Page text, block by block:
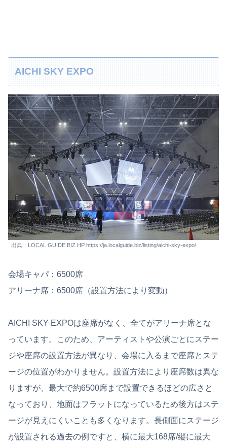
AICHI SKY EXPO
出典：LOCAL GUIDE BIZ HP https://ja.localguide.biz/listing/aichi-sky-expo/
会場キャパ：6500席
アリーナ席：6500席（設置方法により変動）
AICHI SKY EXPOは座席がなく、全てがアリーナ席とな
っています。このため、アーティストや公演ごとにステー
ジや座席の設置方法が異なり、会場に入るまで座席とステ
ージの位置がわかりません。設置方法により座席数は異な
りますが、最大で約6500席まで設置できるほどの広さと
なっており、地面はフラットになっているため後方はステ
ージが見えにくいことも多くなります。長側面にステージ
が設置される過去の例ですと、横に最大168席/縦に最大